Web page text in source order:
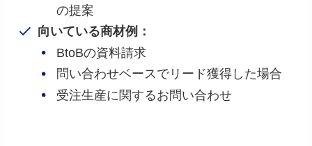
の提案
向いている商材例：
BtoBの資料請求
問い合わせベースでリード獲得した場合
受注生産に関するお問い合わせ